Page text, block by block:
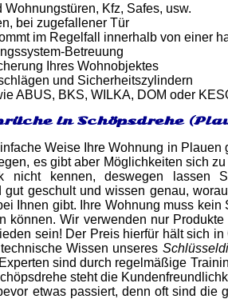
Kfz, Safes, usw.
bei zugefallener Tür
im Regelfall innerhalb von einer
Betreuung
Ihres Wohnobjektes
und Sicherheitszylindern
ABUS, BKS, WILKA, DOM oder
in Schöpsdrehe
Weise Ihre Wohnung in
es gibt aber Möglichkeiten sich
nicht kennen, deswegen
gut geschult und wissen genau,
Ihnen gibt. Ihre Wohnung muss
können. Wir verwenden nur
sein! Der Preis hierfür hält sich
Wissen unseres
sind durch regelmäßige
steht die
etwas passiert, denn oft sind die